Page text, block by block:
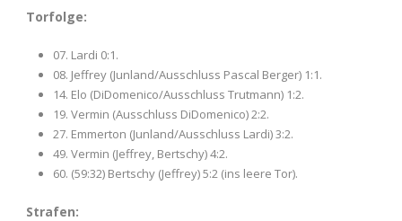
Torfolge:
07. Lardi 0:1.
08. Jeffrey (Junland/Ausschluss Pascal Berger) 1:1.
14. Elo (DiDomenico/Ausschluss Trutmann) 1:2.
19. Vermin (Ausschluss DiDomenico) 2:2.
27. Emmerton (Junland/Ausschluss Lardi) 3:2.
49. Vermin (Jeffrey, Bertschy) 4:2.
60. (59:32) Bertschy (Jeffrey) 5:2 (ins leere Tor).
Strafen: